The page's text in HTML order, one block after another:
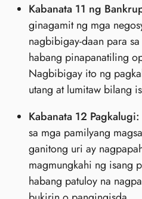
Kabanata 11 ng
ginagamit ng mga
nagbibigay-daan para
habang pinapanatiling
Nagbibigay ito ng
utang at lumitaw bilang
Kabanata 12 Pagkalugi:
sa mga pamilyang
ganitong uri ay
magmungkahi ng isang
habang patuloy na